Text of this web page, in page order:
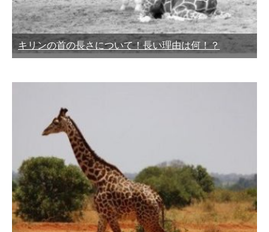
キリンの首の長さについて！長い理由は何！？